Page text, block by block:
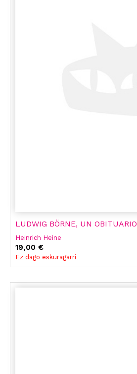
LUDWIG BÖRNE, UN OBITUARIO
Heinrich Heine
19,00 €
Ez dago eskuragarri